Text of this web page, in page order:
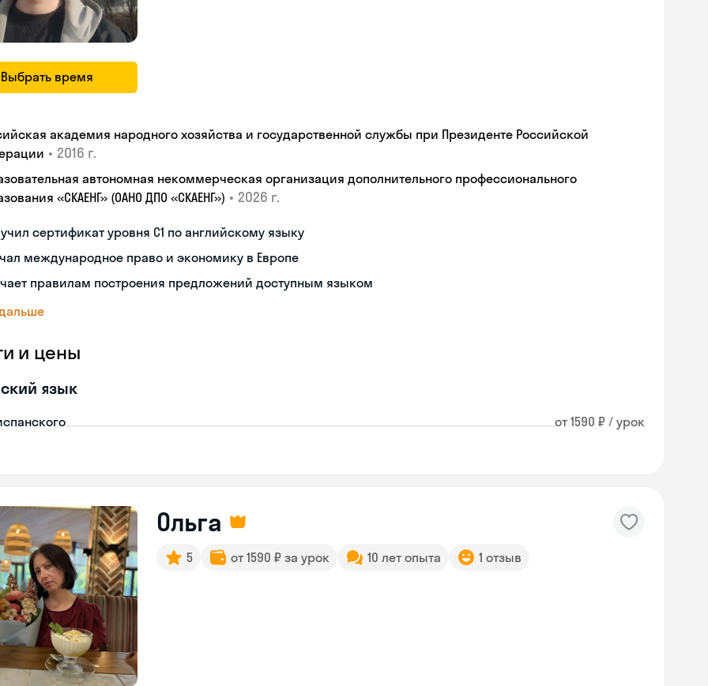
Выбрать время
академия народного хозяйства и государственной службы при Президенте Российской
• 2016 г.
автономная некоммерческая организация дополнительного профессионального
«СКАЕНГ» (ОАНО ДПО «СКАЕНГ») • 2026 г.
сертификат уровня С1 по английскому языку
международное право и экономику в Европе
правилам построения предложений доступным языком
и цены
язык
от 1590 ₽ / урок
Ольга
5 от 1590 ₽ за урок 10 лет опыта 1 отзыв